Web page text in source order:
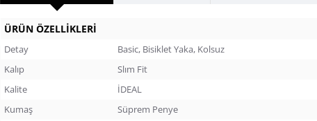
ÜRÜN ÖZELLIKLERI
Detay
Basic, Bisiklet Yaka, Kolsuz
Kalıp
Slım Fit
Kalite
İDEAL
Kumaş
Süprem Penye